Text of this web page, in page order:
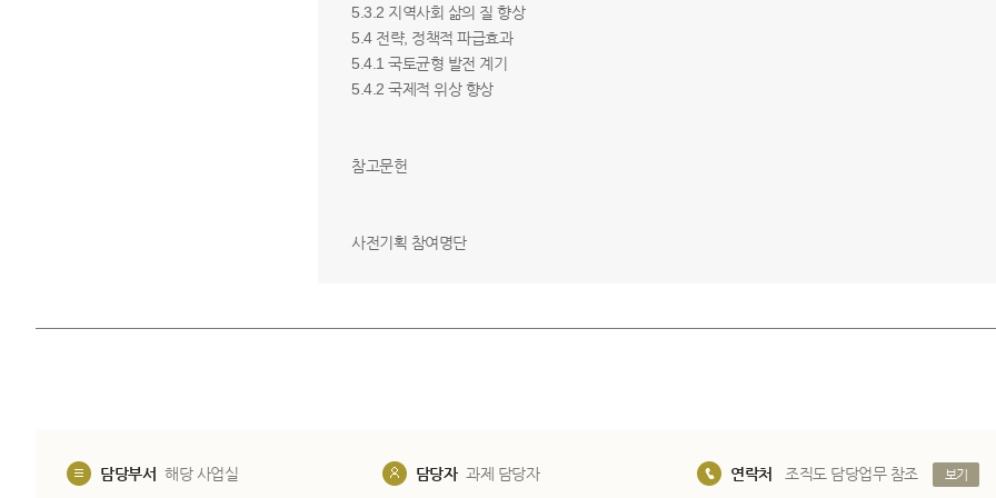
5.3.2 지역사회 삶의 질 향상
5.4 전략, 정책적 파급효과
5.4.1 국토균형 발전 계기
5.4.2 국제적 위상 향상
참고문헌
사전기획 참여명단
담당부서 해당 사업실 담당자 과제 담당자 연락처 조직도 담당업무 참조 보기